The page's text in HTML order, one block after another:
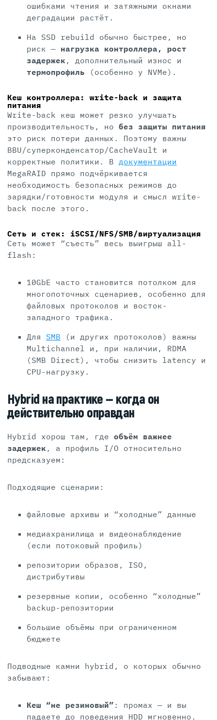
ошибками чтения и затяжными окнами
деградации растёт.
На SSD rebuild обычно быстрее, но
риск — нагрузка контроллера, рост
задержек , дополнительный износ и
термопрофиль (особенно у NVMe).
Кеш контроллера: write-back и защита
питания
Write-back кеш может резко улучшать
производительность, но без защиты питания
это риск потери данных. Поэтому важны
BBU/суперконденсатор/CacheVault и
корректные политики. В документации
MegaRAID прямо подчёркивается
необходимость безопасных режимов до
зарядки/готовности модуля и смысл write-
back после этого.
Сеть и стек: iSCSI/NFS/SMB/виртуализация
Сеть может “съесть” весь выигрыш all-
flash:
10GbE часто становится потолком для
многопоточных сценариев, особенно для
файловых протоколов и восток-
западного трафика.
Для SMB (и других протоколов) важны
Multichannel и, при наличии, RDMA
(SMB Direct), чтобы снизить latency и
CPU-нагрузку.
Hybrid на практике — когда он
действительно оправдан
Hybrid хорош там, где объём важнее
задержек , а профиль I/O относительно
предсказуем:
Подходящие сценарии:
файловые архивы и “холодные” данные
медиахранилища и видеонаблюдение
(если потоковый профиль)
репозитории образов, ISO,
дистрибутивы
резервные копии, особенно “холодные”
backup-репозитории
большие объёмы при ограниченном
бюджете
Подводные камни hybrid, о которых обычно
забывают:
Кеш “не резиновый” : промах — и вы
падаете до поведения HDD мгновенно.